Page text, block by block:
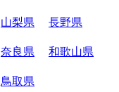
山梨県
長野県
奈良県
和歌山県
鳥取県